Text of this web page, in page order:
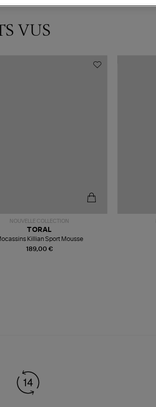
VUS
NOUVELLE COLLECTION
189,00 €
TORAL
Killian Sport Mousse